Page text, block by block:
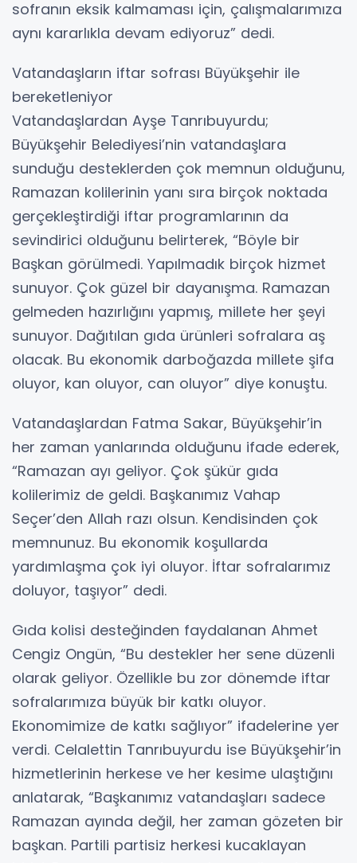
sofranın eksik kalmaması için, çalışmalarımıza
aynı kararlıkla devam ediyoruz” dedi.
Vatandaşların iftar sofrası Büyükşehir ile
bereketleniyor
Vatandaşlardan Ayşe Tanrıbuyurdu;
Büyükşehir Belediyesi’nin vatandaşlara
sunduğu desteklerden çok memnun olduğunu,
Ramazan kolilerinin yanı sıra birçok noktada
gerçekleştirdiği iftar programlarının da
sevindirici olduğunu belirterek, “Böyle bir
Başkan görülmedi. Yapılmadık birçok hizmet
sunuyor. Çok güzel bir dayanışma. Ramazan
gelmeden hazırlığını yapmış, millete her şeyi
sunuyor. Dağıtılan gıda ürünleri sofralara aş
olacak. Bu ekonomik darboğazda millete şifa
oluyor, kan oluyor, can oluyor” diye konuştu.
Vatandaşlardan Fatma Sakar, Büyükşehir’in
her zaman yanlarında olduğunu ifade ederek,
“Ramazan ayı geliyor. Çok şükür gıda
kolilerimiz de geldi. Başkanımız Vahap
Seçer’den Allah razı olsun. Kendisinden çok
memnunuz. Bu ekonomik koşullarda
yardımlaşma çok iyi oluyor. İftar sofralarımız
doluyor, taşıyor” dedi.
Gıda kolisi desteğinden faydalanan Ahmet
Cengiz Ongün, “Bu destekler her sene düzenli
olarak geliyor. Özellikle bu zor dönemde iftar
sofralarımıza büyük bir katkı oluyor.
Ekonomimize de katkı sağlıyor” ifadelerine yer
verdi. Celalettin Tanrıbuyurdu ise Büyükşehir’in
hizmetlerinin herkese ve her kesime ulaştığını
anlatarak, “Başkanımız vatandaşları sadece
Ramazan ayında değil, her zaman gözeten bir
başkan. Partili partisiz herkesi kucaklayan